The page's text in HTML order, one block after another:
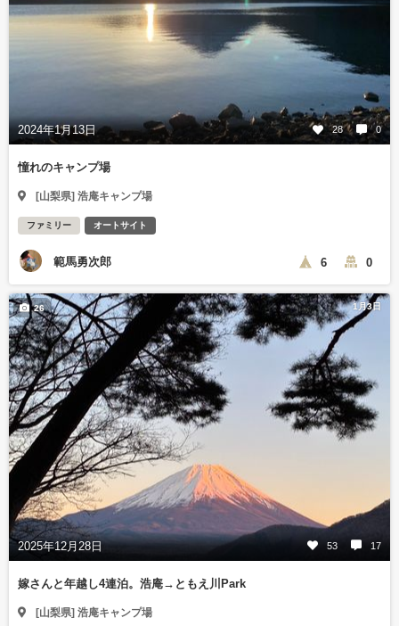
2024年1月13日 28 0
憧れのキャンプ場
[山梨県] 浩庵キャンプ場
ファミリー オートサイト
範馬勇次郎 6 0
1月3日
2025年12月28日 53 17
26
嫁さんと年越し4連泊。浩庵→ともえ川Park
[山梨県] 浩庵キャンプ場